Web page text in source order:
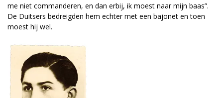
me niet commanderen, en dan erbij, ik moest naar mijn baas”.
De Duitsers bedreigden hem echter met een bajonet en toen
moest hij wel.